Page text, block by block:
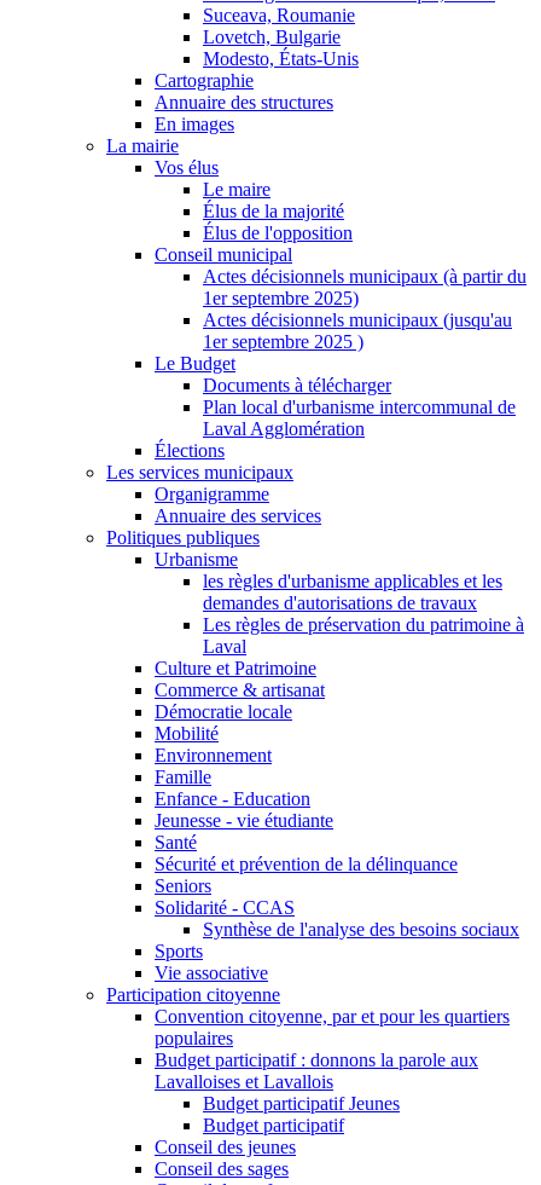
Suceava, Roumanie
Lovetch, Bulgarie
Modesto, États-Unis
Cartographie
Annuaire des structures
En images
La mairie
Vos élus
Le maire
Élus de la majorité
Élus de l'opposition
Conseil municipal
Actes décisionnels municipaux (à partir du
1er septembre 2025)
Actes décisionnels municipaux (jusqu'au
1er septembre 2025 )
Le Budget
Documents à télécharger
Plan local d'urbanisme intercommunal de
Laval Agglomération
Élections
Les services municipaux
Organigramme
Annuaire des services
Politiques publiques
Urbanisme
les règles d'urbanisme applicables et les
demandes d'autorisations de travaux
Les règles de préservation du patrimoine à
Laval
Culture et Patrimoine
Commerce & artisanat
Démocratie locale
Mobilité
Environnement
Famille
Enfance - Education
Jeunesse - vie étudiante
Santé
Sécurité et prévention de la délinquance
Seniors
Solidarité - CCAS
Synthèse de l'analyse des besoins sociaux
Sports
Vie associative
Participation citoyenne
Convention citoyenne, par et pour les quartiers
populaires
Budget participatif : donnons la parole aux
Lavalloises et Lavallois
Budget participatif Jeunes
Budget participatif
Conseil des jeunes
Conseil des sages